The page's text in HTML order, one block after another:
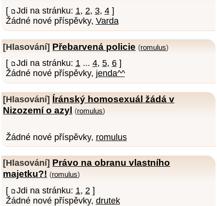
[ Jdi na stránku: 1, 2, 3, 4]
Žádné nové příspěvky, Varda
[Hlasování] Přebarvená policie (romulus)
[ Jdi na stránku: 1... 4, 5, 6]
Žádné nové příspěvky, jenda^^
[Hlasování] Íránský homosexuál žádá v
Nizozemí o azyl (romulus)
Žádné nové příspěvky, romulus
[Hlasování] Právo na obranu vlastního
majetku?! (romulus)
[ Jdi na stránku: 1, 2 ]
Žádné nové příspěvky, drutek